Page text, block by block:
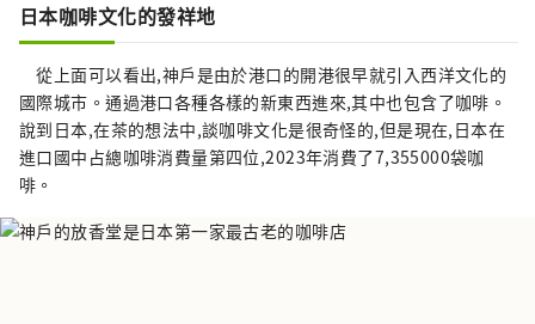
日本咖啡文化的發祥地
從上面可以看出,神戶是由於港口的開港很早就引入西洋文化的
國際城市。通過港口各種各樣的新東西進來,其中也包含了咖啡。
說到日本,在茶的想法中,談咖啡文化是很奇怪的,但是現在,日本在
進口國中占總咖啡消費量第四位,2023年消費了7,355000袋咖
啡。